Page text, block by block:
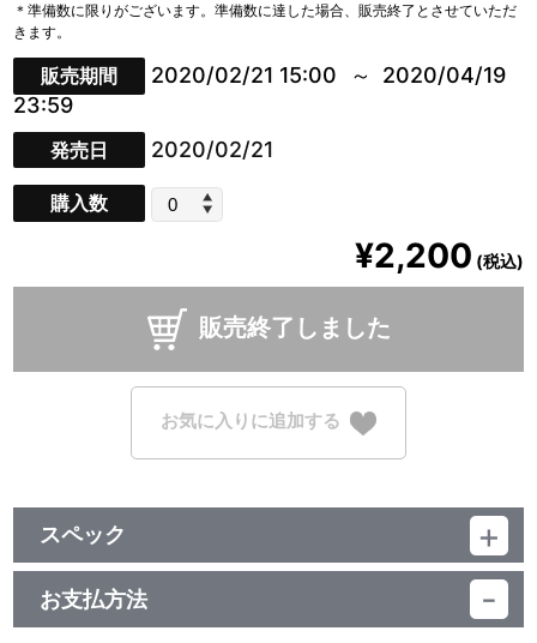
＊準備数に限りがございます。準備数に達した場合、販売終了とさせていただ
きます。
販売期間 2020/02/21 15:00
2020/04/19
23:59
発売日 2020/02/21
購入数
¥2,200 (税込)
販売終了しました
お気に入りに追加する
スペック
品番：TU-3792
ジャンル：劇場公開アニメ
◆64ページ、A4
お支払方法